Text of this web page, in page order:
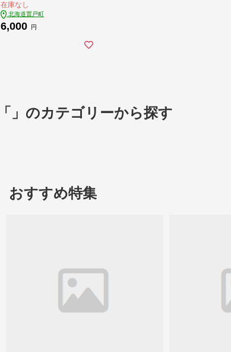
在庫なし
北海道置戸町
6,000 円
「」のカテゴリーから探す
おすすめ特集